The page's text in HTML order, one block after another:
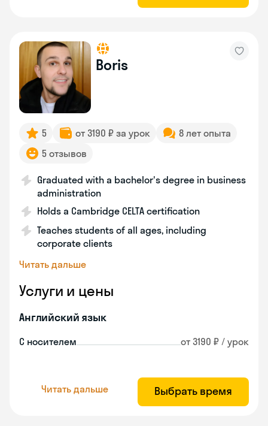
Boris
5 от 3190 ₽ за урок
8 лет опыта
5 отзывов
Graduated with a bachelor's degree in business
administration
Holds a Cambridge CELTA certification
Teaches students of all ages, including
corporate clients
Читать дальше
Услуги и цены
Английский язык
С носителем от 3190 ₽ / урок
Читать дальше Выбрать время